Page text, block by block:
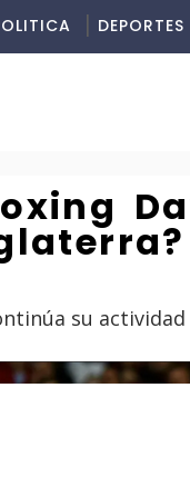
DEPORTES
su